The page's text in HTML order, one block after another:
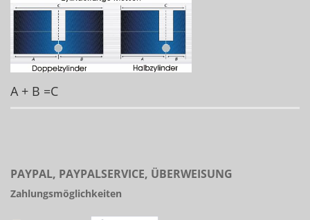
A + B =C
PAYPAL, PAYPALSERVICE, ÜBERWEISUNG
Zahlungsmöglichkeiten